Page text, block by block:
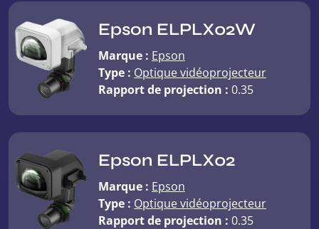
Epson ELPLX02W
Marque : Epson
Type : Optique vidéoprojecteur
Rapport de projection : 0.35
Epson ELPLX02
Marque : Epson
Type : Optique vidéoprojecteur
Rapport de projection : 0.35